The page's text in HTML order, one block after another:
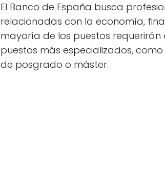
El Banco de España busca
relacionadas con la economía,
mayoría de los puestos
puestos más especializados,
de posgrado o máster.